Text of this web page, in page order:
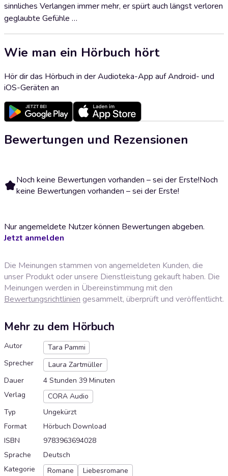
sinnliches Verlangen immer mehr, er spürt auch längst verloren
geglaubte Gefühle …
Wie man ein Hörbuch hört
Hör dir das Hörbuch in der Audioteka-App auf Android- und
iOS-Geräten an
Bewertungen und Rezensionen
Noch keine Bewertungen vorhanden – sei der Erste!Noch
keine Bewertungen vorhanden – sei der Erste!
Nur angemeldete Nutzer können Bewertungen abgeben.
Jetzt anmelden
Die Meinungen stammen von angemeldeten Kunden, die
unser Produkt oder unsere Dienstleistung gekauft haben. Die
Meinungen werden in Übereinstimmung mit den
Bewertungsrichtlinien gesammelt, überprüft und veröffentlicht.
Mehr zu dem Hörbuch
Autor
Tara Pammi
Sprecher
Laura Zartmüller
Dauer
4 Stunden 39 Minuten
Verlag
CORA Audio
Typ
Ungekürzt
Format
Hörbuch Download
ISBN
9783963694028
Sprache
Deutsch
Kategorie
Romane Liebesromane